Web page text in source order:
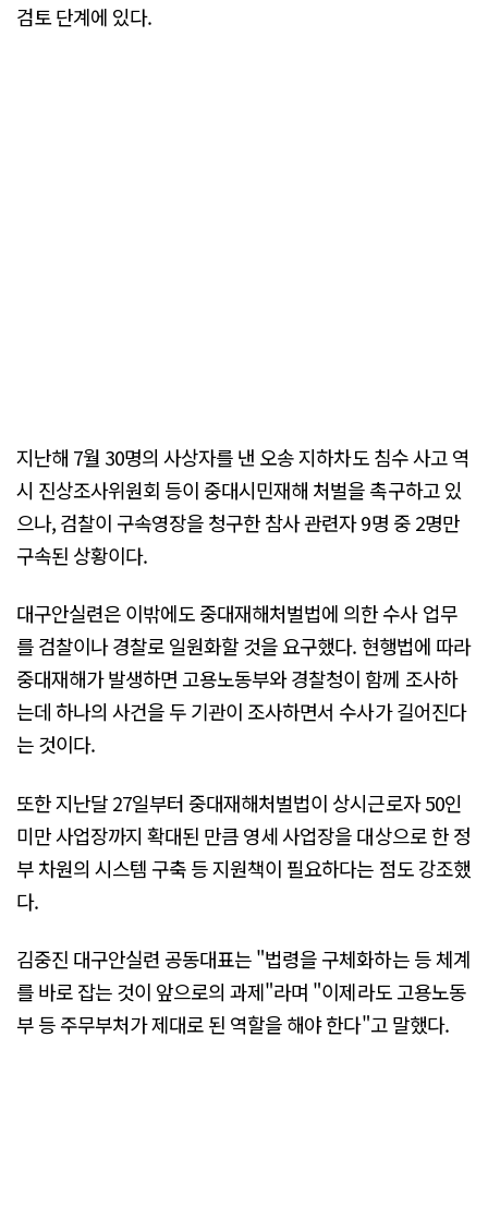
검토 단계에 있다.
지난해 7월 30명의 사상자를 낸 오송 지하차도 침수 사고 역
시 진상조사위원회 등이 중대시민재해 처벌을 촉구하고 있
으나, 검찰이 구속영장을 청구한 참사 관련자 9명 중 2명만
구속된 상황이다.
대구안실련은 이밖에도 중대재해처벌법에 의한 수사 업무
를 검찰이나 경찰로 일원화할 것을 요구했다. 현행법에 따라
중대재해가 발생하면 고용노동부와 경찰청이 함께 조사하
는데 하나의 사건을 두 기관이 조사하면서 수사가 길어진다
는 것이다.
또한 지난달 27일부터 중대재해처벌법이 상시근로자 50인
미만 사업장까지 확대된 만큼 영세 사업장을 대상으로 한 정
부 차원의 시스템 구축 등 지원책이 필요하다는 점도 강조했
다.
김중진 대구안실련 공동대표는 "법령을 구체화하는 등 체계
를 바로 잡는 것이 앞으로의 과제"라며 "이제라도 고용노동
부 등 주무부처가 제대로 된 역할을 해야 한다"고 말했다.